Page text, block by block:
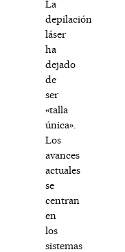
La
depilación
láser
ha
dejado
de
ser
«talla
única».
Los
avances
actuales
se
centran
en
los
sistemas